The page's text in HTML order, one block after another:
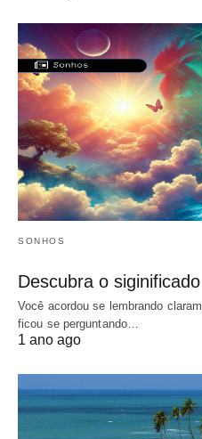
SONHOS
Descubra o
Você acordou se lembrando
ficou se perguntando…
1 ano ago